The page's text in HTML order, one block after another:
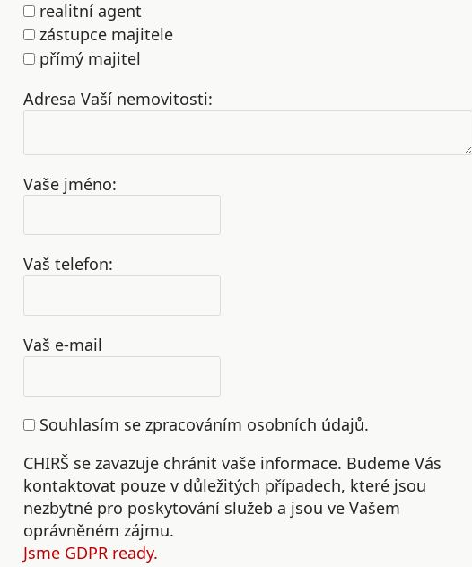
realitní agent
zástupce majitele
přímý majitel
Adresa Vaší nemovitosti:
Vaše jméno:
Vaš telefon:
Vaš e-mail
Souhlasím se zpracováním osobních údajů.
CHIRŠ se zavazuje chránit vaše informace. Budeme Vás
kontaktovat pouze v důležitých případech, které jsou
nezbytné pro poskytování služeb a jsou ve Vašem
oprávněném zájmu.
Jsme GDPR ready.